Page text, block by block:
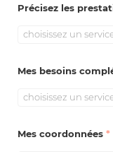
Précisez les
choisissez un
Mes besoins
choisissez un
Mes coordonnées